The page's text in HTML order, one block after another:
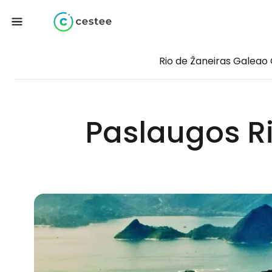
Rio de Žaneiras Galeao
Paslaugos